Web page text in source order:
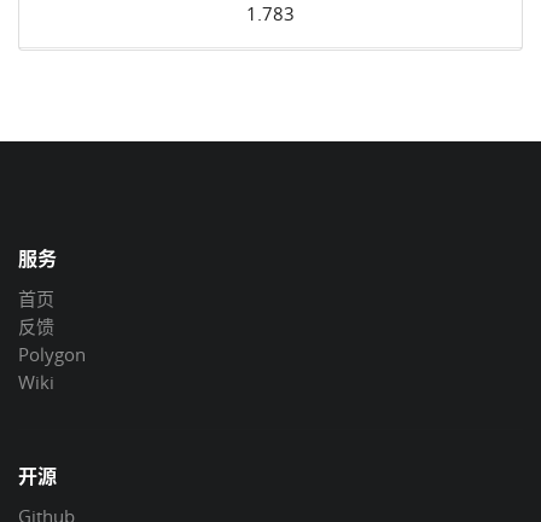
1.783
服务
首页
反馈
Polygon
Wiki
开源
Github